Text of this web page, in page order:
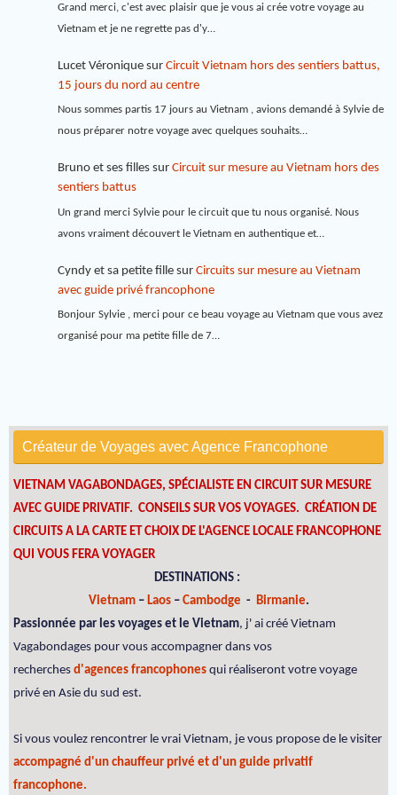
Grand merci, c'est avec plaisir que je vous ai crée votre voyage au
Vietnam et je ne regrette pas d'y…
Lucet Véroniquesur Circuit Vietnam hors des sentiers battus,
15 jours du nord au centre
Nous sommes partis 17 jours au Vietnam , avions demandé à Sylvie de
nous préparer notre voyage avec quelques souhaits…
Bruno et ses fillessur Circuit sur mesure au Vietnam hors des
sentiers battus
Un grand merci Sylvie pour le circuit que tu nous organisé. Nous
avons vraiment découvert le Vietnam en authentique et…
Cyndy et sa petite fillesur Circuits sur mesure au Vietnam
avec guide privé francophone
Bonjour Sylvie , merci pour ce beau voyage au Vietnam que vous avez
organisé pour ma petite fille de 7…
Créateur de Voyages avec Agence Francophone
VIETNAM VAGABONDAGES, SPÉCIALISTE EN CIRCUIT SUR MESURE
AVEC GUIDE PRIVATIF. CONSEILS SUR VOS VOYAGES. CRÉATION DE
CIRCUITS A LA CARTE ET CHOIX DE L'AGENCE LOCALE FRANCOPHONE
QUI VOUS FERA VOYAGER
DESTINATIONS :
Vietnam– Laos – Cambodge - Birmanie.
Passionnée par les voyages et le Vietnam, j' ai créé Vietnam
Vagabondages pour vous accompagner dans vos
recherches d'agences francophones qui réaliseront votre voyage
privé en Asie du sud est.
Si vous voulez rencontrer le vrai Vietnam, je vous propose de le visiter
accompagné d'un chauffeur privé et d'un guide privatif
francophone.